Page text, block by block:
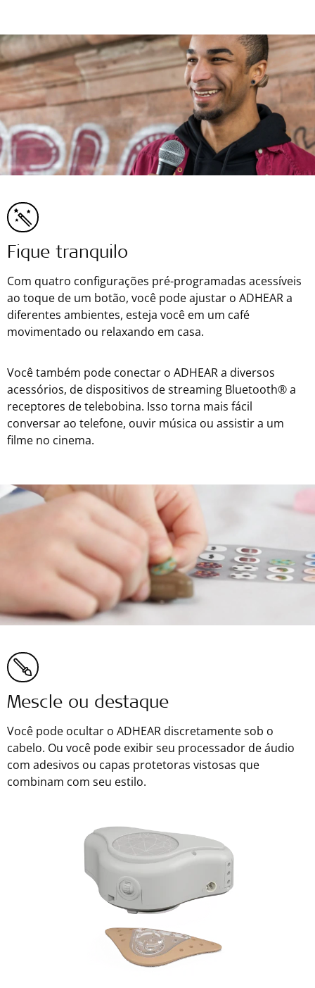
Fique tranquilo
Com quatro configurações pré-programadas acessíveis
ao toque de um botão, você pode ajustar o ADHEAR a
diferentes ambientes, esteja você em um café
movimentado ou relaxando em casa.
Você também pode conectar o ADHEAR a diversos
acessórios, de dispositivos de streaming Bluetooth® a
receptores de telebobina. Isso torna mais fácil
conversar ao telefone, ouvir música ou assistir a um
filme no cinema.
Mescle ou destaque
Você pode ocultar o ADHEAR discretamente sob o
cabelo. Ou você pode exibir seu processador de áudio
com adesivos ou capas protetoras vistosas que
combinam com seu estilo.